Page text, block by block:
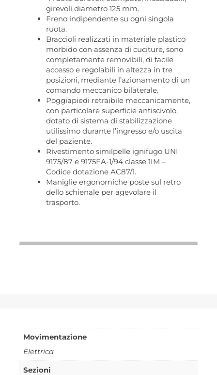
girevoli diametro 125 mm.
Freno indipendente su ogni singola
ruota.
Braccioli realizzati in materiale plastico
morbido con assenza di cuciture, sono
completamente removibili, di facile
accesso e regolabili in altezza in tre
posizioni, mediante l’azionamento di un
comando meccanico bilaterale.
Poggiapiedi retraibile meccanicamente,
con particolare superficie antiscivolo,
dotato di sistema di stabilizzazione
utilissimo durante l’ingresso e/o uscita
del paziente.
Rivestimento similpelle ignifugo UNI
9175/87 e 9175FA-1/94 classe 1IM –
Codice dotazione AC87/1.
Maniglie ergonomiche poste sul retro
dello schienale per agevolare il
trasporto.
Movimentazione
Elettrica
Sezioni